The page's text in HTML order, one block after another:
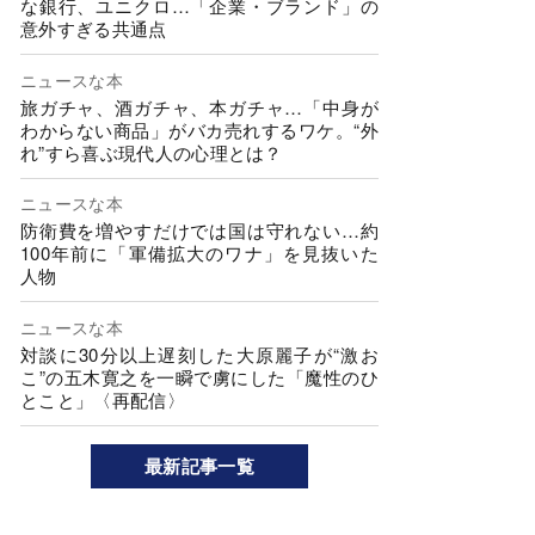
な銀行、ユニクロ…「企業・ブランド」の
意外すぎる共通点
ニュースな本
旅ガチャ、酒ガチャ、本ガチャ…「中身が
わからない商品」がバカ売れするワケ。“外
れ”すら喜ぶ現代人の心理とは？
ニュースな本
防衛費を増やすだけでは国は守れない…約
100年前に「軍備拡大のワナ」を見抜いた
人物
ニュースな本
対談に30分以上遅刻した大原麗子が“激お
こ”の五木寛之を一瞬で虜にした「魔性のひ
とこと」〈再配信〉
最新記事一覧